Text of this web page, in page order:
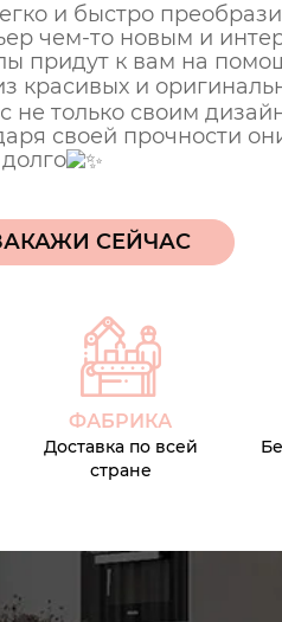
и быстро
чем-то новым и
придут к вам на
красивых и
не только своим
своей прочности
ФАБРИКА
Доставка по всей
стране